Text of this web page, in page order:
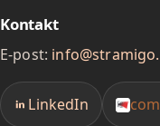
Kontakt
E-post:
LinkedIn